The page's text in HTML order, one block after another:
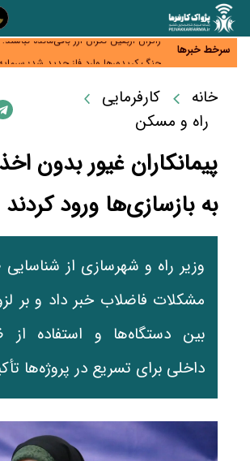
سرخط خبرها
همایش و مسابقه نذری ماه صفر برگزار
زائران اربعین نگران ارز باقی‌مانده
بانک‌ها و صرافی‌ها
میلیارد دلاری اوراسیا تا ۲۰۳۵
شبکه کمتر توسعه می‌یابد
تأمین سرمایه در گردش بدون خلق
جدید سیاست‌های مالیاتی در حمایت از
خانه
کارفرمایی
راه و مسکن
پیمانکاران غیور بدون
به بازسازی‌ها ورود کردند
مشکلات فاضلاب خبر داد و بر
بین دستگاه‌ها و استفاده از
داخلی برای تسریع در پروژه‌ها